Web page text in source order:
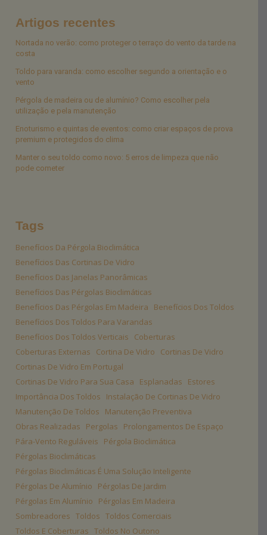
Artigos recentes
Nortada no verão: como proteger o terraço do vento da tarde na
costa
Toldo para varanda: como escolher segundo a orientação e o
vento
Pérgola de madeira ou de alumínio? Como escolher pela
utilização e pela manutenção
Enoturismo e quintas de eventos: como criar espaços de prova
premium e protegidos do clima
Manter o seu toldo como novo: 5 erros de limpeza que não
pode cometer
Tags
Benefícios Da Pérgola Bioclimática
Benefícios Das Cortinas De Vidro
Benefícios Das Janelas Panorâmicas
Benefícios Das Pérgolas Bioclimáticas
Benefícios Das Pérgolas Em Madeira
Benefícios Dos Toldos
Benefícios Dos Toldos Para Varandas
Benefícios Dos Toldos Verticais
Coberturas
Coberturas Externas
Cortina De Vidro
Cortinas De Vidro
Cortinas De Vidro Em Portugal
Cortinas De Vidro Para Sua Casa
Esplanadas
Estores
Importância Dos Toldos
Instalação De Cortinas De Vidro
Manutenção De Toldos
Manutenção Preventiva
Obras Realizadas
Pergolas
Prolongamentos De Espaço
Pára-Vento Reguláveis
Pérgola Bioclimática
Pérgolas Bioclimáticas
Pérgolas Bioclimáticas É Uma Solução Inteligente
Pérgolas De Alumínio
Pérgolas De Jardim
Pérgolas Em Alumínio
Pérgolas Em Madeira
Sombreadores Toldos Toldos Comerciais
Toldos E Coberturas Toldos No Outono